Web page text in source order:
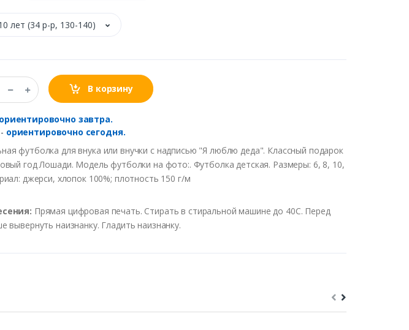
лет (34 р-р, 130-140)
В корзину
ориентировочно завтра.
- ориентировочно сегодня.
футболка для внука или внучки с надписью "Я люблю деда". Классный подарок
год Лошади. Модель футболки на фото:. Футболка детская. Размеры: 6, 8, 10,
джерси, хлопок 100%; плотность 150 г/м
Прямая цифровая печать. Стирать в стиральной машине до 40С. Перед
вывернуть наизнанку. Гладить наизнанку.